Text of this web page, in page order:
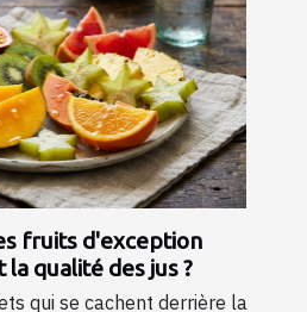
fruits d'exception
qualité des jus ?
qui se cachent derrière la